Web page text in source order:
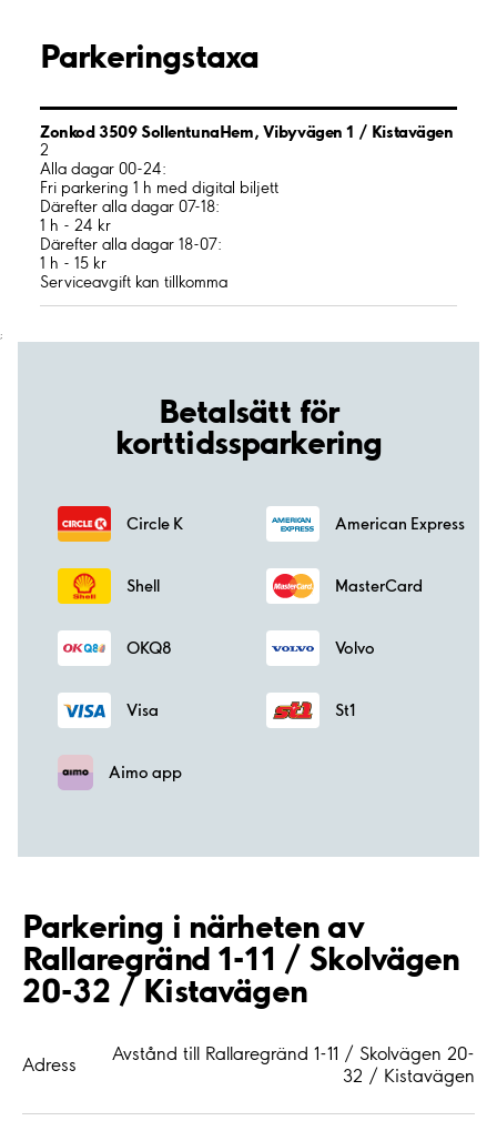
Parkeringstaxa
Zonkod 3509 SollentunaHem, Vibyvägen 1 / Kistavägen
2
Alla dagar 00-24:
Fri parkering 1 h med digital biljett
Därefter alla dagar 07-18:
1 h - 24 kr
Därefter alla dagar 18-07:
1 h - 15 kr
Serviceavgift kan tillkomma
;
Betalsätt för
korttidssparkering
Circle K American Express
Shell MasterCard
OKQ8 Volvo
Visa St1
Aimo app
Parkering i närheten av
Rallaregränd 1-11 / Skolvägen
20-32 / Kistavägen
Adress
Avstånd till Rallaregränd 1-11 / Skolvägen 20-
32 / Kistavägen